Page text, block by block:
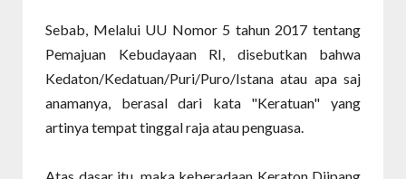
Sebab, Melalui UU Nomor 5 tahun 2017 tentang
Pemajuan Kebudayaan RI, disebutkan bahwa
Kedaton/Kedatuan/Puri/Puro/Istana atau apa saj
anamanya, berasal dari kata "Keratuan" yang
artinya tempat tinggal raja atau penguasa.